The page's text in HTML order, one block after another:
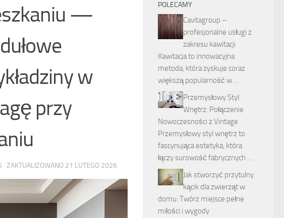
—
w
przy
· ZAKTUALIZOWANO 21 LUTEGO 2026
POLECAMY
Cavitagroup –
profesjonalne usługi z
zakresu kawitacji
Kawitacja to innowacyjna
metoda, która zyskuje coraz
większą popularność w …
Przemysłowy Styl
Wnętrz: Połączenie
Nowoczesności z Vintage
Przemysłowy styl wnętrz to
fascynująca estetyka, która
łączy surowość fabrycznych …
Jak stworzyć przytulny
kącik dla zwierząt w
domu: Twórz miejsce pełne
miłości i wygody